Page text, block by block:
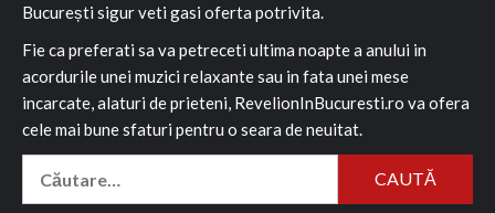
București sigur veti gasi oferta potrivita.
Fie ca preferati sa va petreceti ultima noapte a anului in
acordurile unei muzici relaxante sau in fata unei mese
incarcate, alaturi de prieteni, RevelionInBucuresti.ro va ofera
cele mai bune sfaturi pentru o seara de neuitat.